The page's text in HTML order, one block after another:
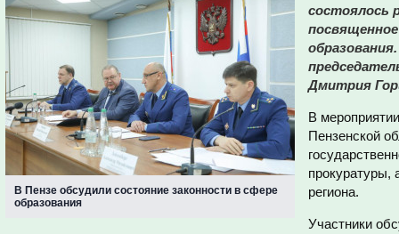
В Пензе обсудили состояние законности в сфере
образования
состоялось
Дмитрия
В
Пензенской
прокуратуры,
региона.
Участники